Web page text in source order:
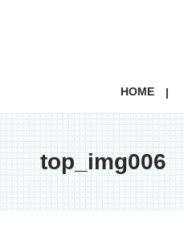
HOME
top_img006